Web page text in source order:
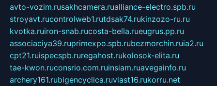
avto-vozim.rusakhcamera.rualliance-electro.spb.ru
stroyavt.rucontrolweb1.rutdsak74.rukinzozo-ru.ru
kvotka.ruiron-snab.rucosta-bella.rueugrus.pp.ru
associaciya39.ruprimexpo.spb.rubezmorchin.ruia2.ru
cpt21.ruispecspb.ruregahost.rukolosok-elita.ru
tae-kwon.ruconsrio.com.ruinsiam.ruavegainfo.ru
archery161.rubigencyclica.ruvlast16.rukorru.net